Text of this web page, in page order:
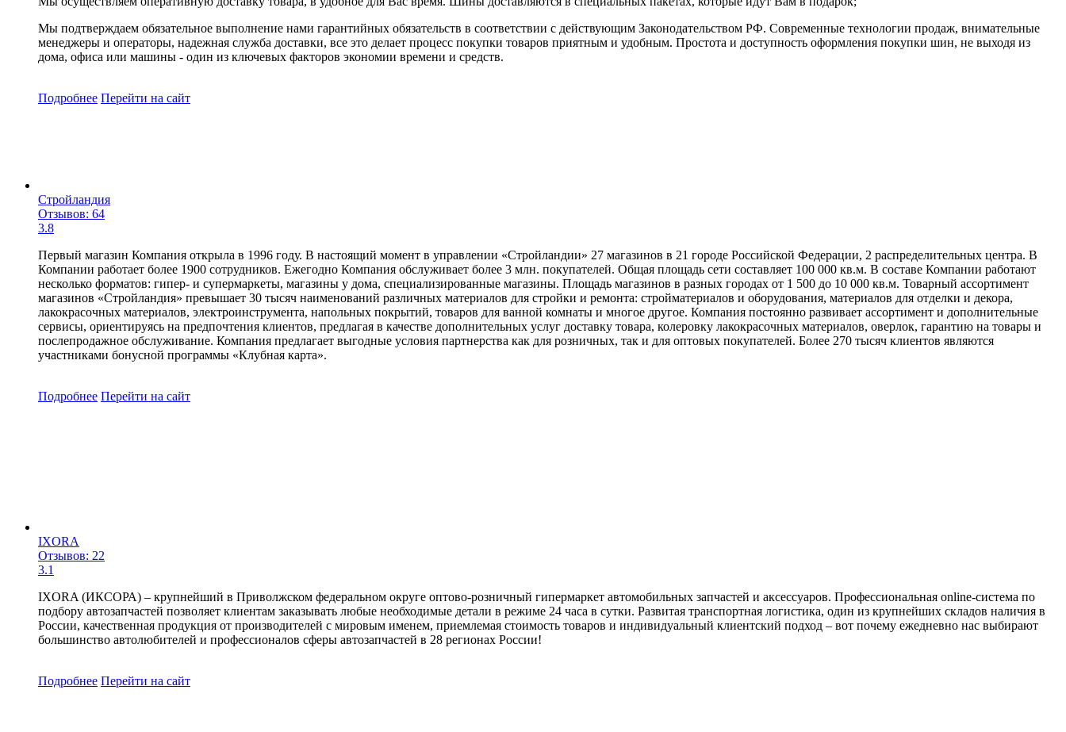
Мы подтверждаем обязательное выполнение нами гарантийных обязательств в соответствии с действующим Законодательством РФ. Современные технологии продаж, внимательные
менеджеры и операторы, надежная служба доставки, все это делает процесс покупки товаров приятным и удобным. Простота и доступность оформления покупки шин, не выходя из
дома, офиса или машины - один из ключевых факторов экономии времени и средств.
Подробнее Перейти на сайт
Стройландия
Отзывов: 64
3.8
Первый магазин Компания открыла в 1996 году. В настоящий момент в управлении «Стройландии» 27 магазинов в 21 городе Российской Федерации, 2 распределительных центра. В
Компании работает более 1900 сотрудников. Ежегодно Компания обслуживает более 3 млн. покупателей. Общая площадь сети составляет 100 000 кв.м. В составе Компании работают
несколько форматов: гипер- и супермаркеты, магазины у дома, специализированные магазины. Площадь магазинов в разных городах от 1 500 до 10 000 кв.м. Товарный ассортимент
магазинов «Стройландия» превышает 30 тысяч наименований различных материалов для стройки и ремонта: стройматериалов и оборудования, материалов для отделки и декора,
лакокрасочных материалов, электроинструмента, напольных покрытий, товаров для ванной комнаты и многое другое. Компания постоянно развивает ассортимент и дополнительные
сервисы, ориентируясь на предпочтения клиентов, предлагая в качестве дополнительных услуг доставку товара, колеровку лакокрасочных материалов, оверлок, гарантию на товары и
послепродажное обслуживание. Компания предлагает выгодные условия партнерства как для розничных, так и для оптовых покупателей. Более 270 тысяч клиентов являются
участниками бонусной программы «Клубная карта».
Подробнее Перейти на сайт
IXORA
Отзывов: 22
3.1
IXORA (ИКСОРА) – крупнейший в Приволжском федеральном округе оптово-розничный гипермаркет автомобильных запчастей и аксессуаров. Профессиональная online-система по
подбору автозапчастей позволяет клиентам заказывать любые необходимые детали в режиме 24 часа в сутки. Развитая транспортная логистика, один из крупнейших складов наличия в
России, качественная продукция от производителей с мировым именем, приемлемая стоимость товаров и индивидуальный клиентский подход – вот почему ежедневно нас выбирают
большинство автолюбителей и профессионалов сферы автозапчастей в 28 регионах России!
Подробнее Перейти на сайт